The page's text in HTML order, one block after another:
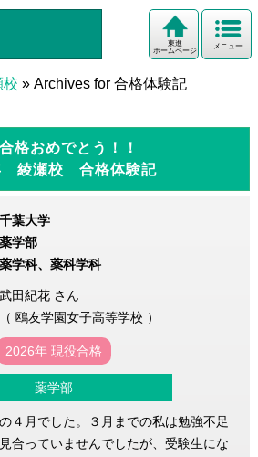
メニュー
東進
ホームページ
校 » Archives for 合格体験記
格おめでとう！！
綾瀬校 合格体験記
千葉大学
薬学部
薬学科、薬科学科
武田紀花 さん
（ 鴎友学園女子高等学校 ）
2026年 現役合格
薬学部
４月でした。３月までの私は勉強不足
合っていませんでしたが、受験生にな